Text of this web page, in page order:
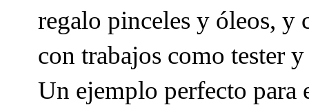
regalo pinceles y óleos, y
con trabajos como tester
Un ejemplo perfecto para